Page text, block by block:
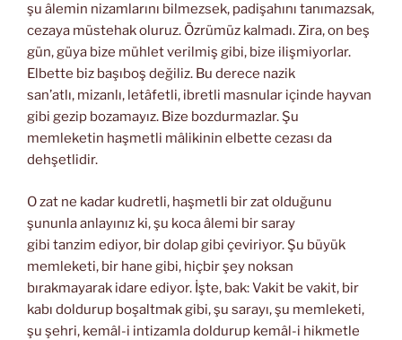
şu âlemin nizamlarını bilmezsek, padişahını tanımazsak,
cezaya müstehak oluruz. Özrümüz kalmadı. Zira, on beş
gün, güya bize mühlet verilmiş gibi, bize ilişmiyorlar.
Elbette biz başıboş değiliz. Bu derece nazik
san’atlı, mizanlı, letâfetli, ibretli masnular içinde hayvan
gibi gezip bozamayız. Bize bozdurmazlar. Şu
memleketin haşmetli mâlikinin elbette cezası da
dehşetlidir.
O zat ne kadar kudretli, haşmetli bir zat olduğunu
şununla anlayınız ki, şu koca âlemi bir saray
gibi tanzim ediyor, bir dolap gibi çeviriyor. Şu büyük
memleketi, bir hane gibi, hiçbir şey noksan
bırakmayarak idare ediyor. İşte, bak: Vakit be vakit, bir
kabı doldurup boşaltmak gibi, şu sarayı, şu memleketi,
şu şehri, kemâl-i intizamla doldurup kemâl-i hikmetle